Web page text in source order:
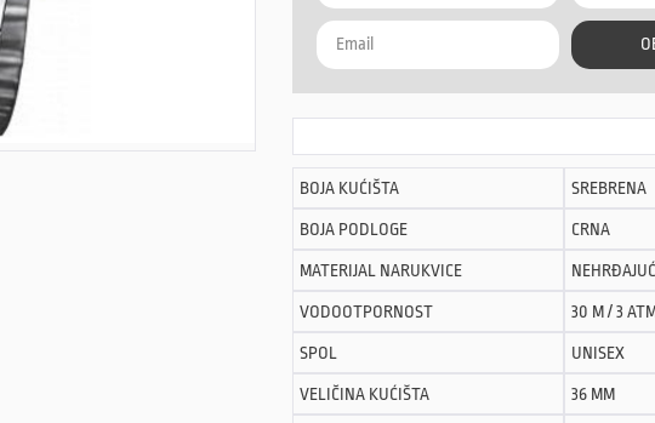
BOJA KUĆIŠTA SREBRENA
BOJA PODLOGE CRNA
MATERIJAL NARUKVICE
VODOOTPORNOST 30 M / 3
SPOL UNISEX
VELIČINA KUĆIŠTA 36 MM